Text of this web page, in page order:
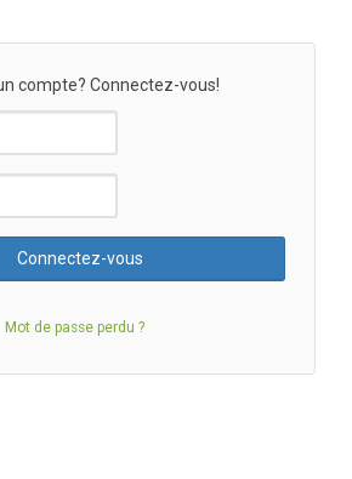
compte? Connectez-vous!
Mot de passe perdu ?